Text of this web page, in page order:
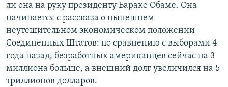
ли она на руку президенту Бараке Обаме. Она
начинается с рассказа о нынешнем
неутешительном экономическом положении
Соединенных Штатов: по сравнению с выборами 4
года назад, безработных американцев сейчас на 3
миллиона больше, а внешний долг увеличился на 5
триллионов долларов.